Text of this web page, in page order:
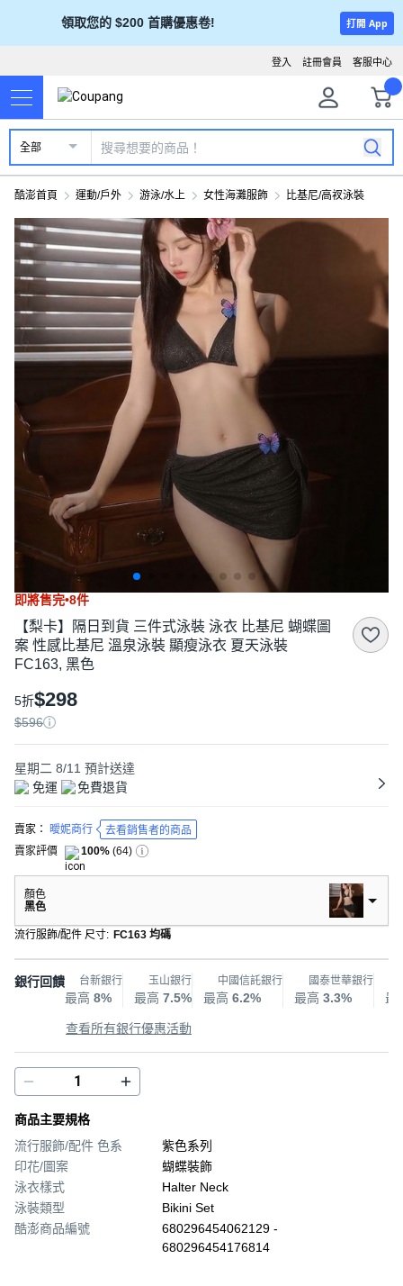
領取您的 $200 首購優惠卷! 打開 App
客服中心
註冊會員
登入
全部
酷澎首頁 運動/戶外 游泳/水上 女性海灘服飾 比基尼/高衩泳裝
即將售完•8件
【梨卡】隔日到貨 三件式泳裝 泳衣 比基尼 蝴蝶圖
案 性感比基尼 溫泉泳裝 顯瘦泳衣 夏天泳裝
FC163, 黑色
5折$298
$596
星期二 8/11 預計送達
免運
免費退貨
賣家： 曖妮商行
去看銷售者的商品
賣家評價
100% (64)
顏色
黑色
流行服飾/配件 尺寸: FC163 均碼
銀行回饋 台新銀行
最高 8%
玉山銀行
最高 7.5%
中國信託銀行
最高 6.2%
國泰世華銀行
最高 3.3% 最
查看所有銀行優惠活動
商品主要規格
流行服飾/配件 色系
紫色系列
印花/圖案
蝴蝶裝飾
泳衣樣式
Halter Neck
泳裝類型
Bikini Set
酷澎商品編號
680296454062129 -
680296454176814